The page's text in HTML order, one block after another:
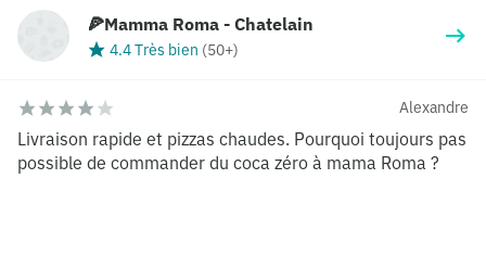
🍕Mamma Roma - Chatelain
4.4 Très bien (50+)
Alexandre
Livraison rapide et pizzas chaudes. Pourquoi toujours pas
possible de commander du coca zéro à mama Roma ?